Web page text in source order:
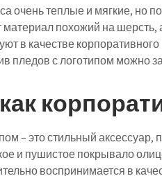
очень теплые и мягкие, но
материал похожий на
в качестве
пледов с логотипом можно
– это стильный
и пушистое покрывало
воспринимается в